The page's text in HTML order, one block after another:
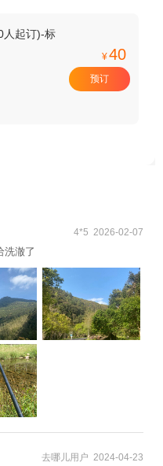
人起订)-标
¥40
预订
4*5 2026-02-07
洗澈了
去哪儿用户 2024-04-23